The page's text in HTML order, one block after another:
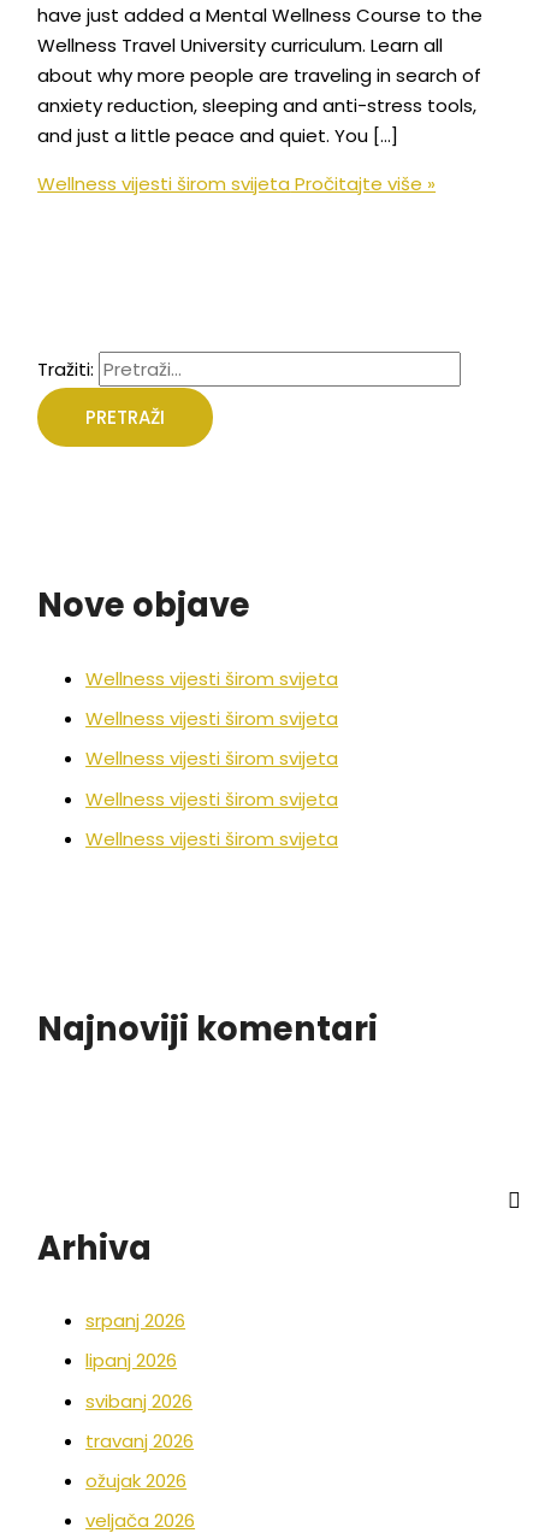
have just added a Mental Wellness Course to the
Wellness Travel University curriculum. Learn all
about why more people are traveling in search of
anxiety reduction, sleeping and anti-stress tools,
and just a little peace and quiet. You […]
Wellness vijesti širom svijeta Pročitajte više »
Tražiti:
Nove objave
Wellness vijesti širom svijeta
Wellness vijesti širom svijeta
Wellness vijesti širom svijeta
Wellness vijesti širom svijeta
Wellness vijesti širom svijeta
Najnoviji komentari
Arhiva
srpanj 2026
lipanj 2026
svibanj 2026
travanj 2026
ožujak 2026
veljača 2026